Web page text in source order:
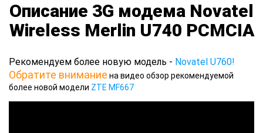
Описание 3G модема Novatel
Wireless Merlin U740 PCMCIA
Рекомендуем более новую модель - Novatel U760!
Обратите внимание на видео обзор рекомендуемой
более новой модели ZTE MF667